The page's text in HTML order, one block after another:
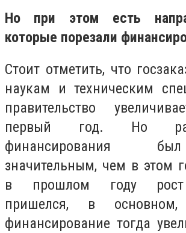
Но при этом есть
которые порезали
Стоит отметить, что
наукам и техническим
правительство
первый год. Но
финансирования
значительным, чем в этом
в прошлом году рост
пришелся, в
финансирование тогда